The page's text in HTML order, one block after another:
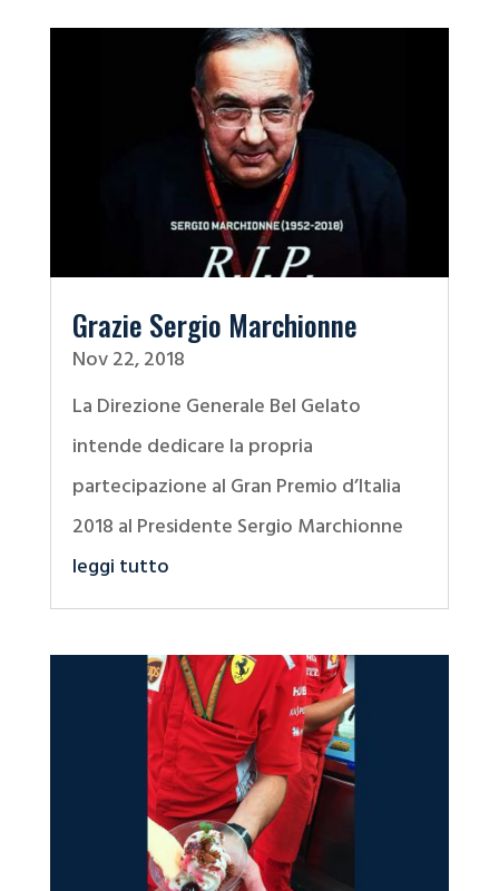
Grazie Sergio Marchionne
Nov 22, 2018
La Direzione Generale Bel Gelato
intende dedicare la propria
partecipazione al Gran Premio d’Italia
2018 al Presidente Sergio Marchionne
leggi tutto